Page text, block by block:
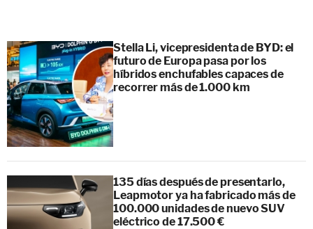
Stella Li, vicepresidenta de BYD: el
futuro de Europa pasa por los
híbridos enchufables capaces de
recorrer más de 1.000 km
135 días después de presentarlo,
Leapmotor ya ha fabricado más de
100.000 unidades de nuevo SUV
eléctrico de 17.500 €